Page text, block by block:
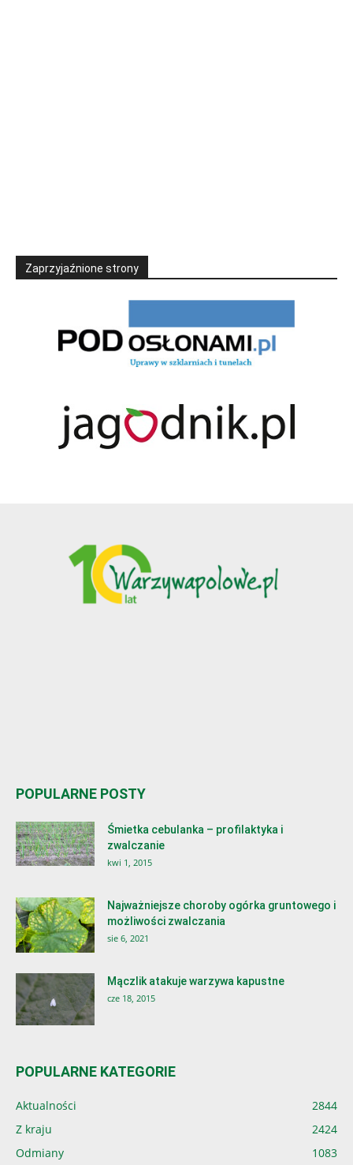
Zaprzyjaźnione strony
POPULARNE POSTY
Śmietka cebulanka – profilaktyka i
zwalczanie
kwi 1, 2015
Najważniejsze choroby ogórka gruntowego i
możliwości zwalczania
sie 6, 2021
Mączlik atakuje warzywa kapustne
cze 18, 2015
POPULARNE KATEGORIE
Aktualności
2844
Z kraju
2424
Odmiany
1083